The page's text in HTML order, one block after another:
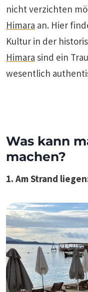
nicht verzichten
Himara an. Hier
Kultur in der
Himara sind ein
wesentlich
Was kann
machen?
1. Am Strand